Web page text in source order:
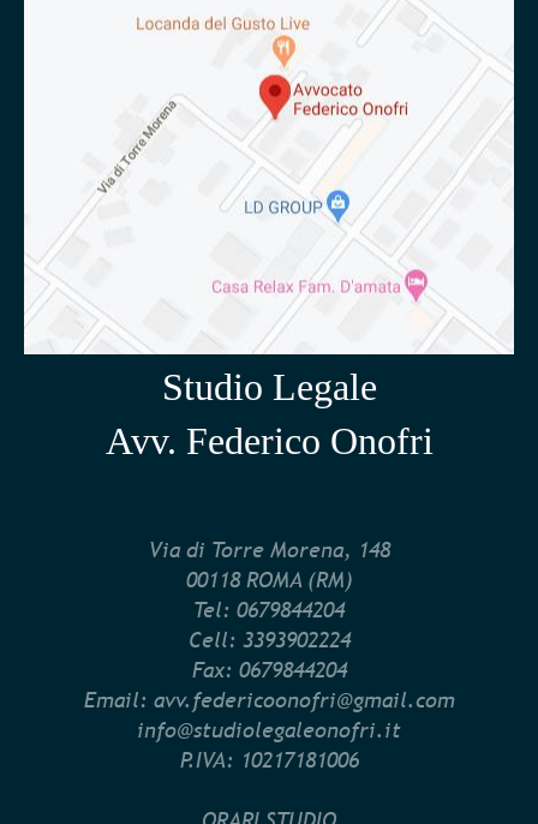
Studio Legale
Avv. Federico Onofri
Via di Torre Morena, 148
00118 ROMA (RM)
Tel: 0679844204
Cell: 3393902224
Fax: 0679844204
Email: avv.federicoonofri@gmail.com
info@studiolegaleonofri.it
P.IVA: 10217181006